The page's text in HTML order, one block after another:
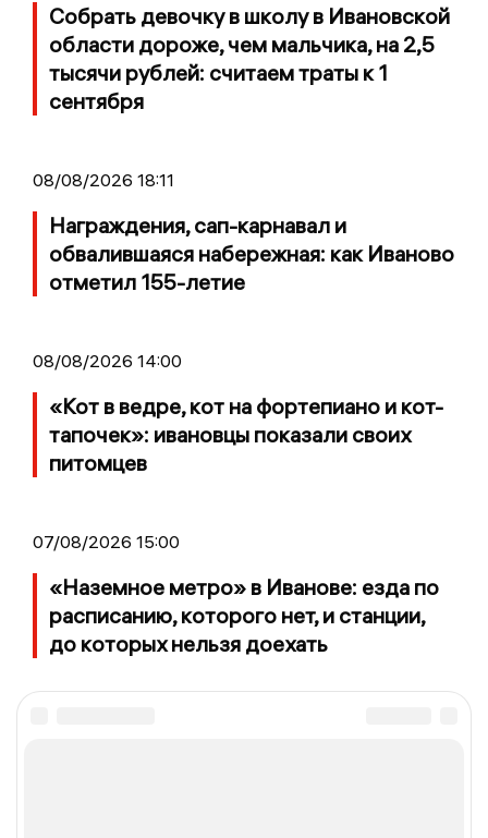
Собрать девочку в школу в Ивановской
области дороже, чем мальчика, на 2,5
тысячи рублей: считаем траты к 1
сентября
08/08/2026 18:11
Награждения, сап-карнавал и
обвалившаяся набережная: как Иваново
отметил 155-летие
08/08/2026 14:00
«Кот в ведре, кот на фортепиано и кот-
тапочек»: ивановцы показали своих
питомцев
07/08/2026 15:00
«Наземное метро» в Иванове: езда по
расписанию, которого нет, и станции,
до которых нельзя доехать